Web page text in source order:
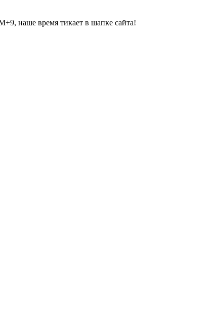
наше время тикает в шапке сайта!